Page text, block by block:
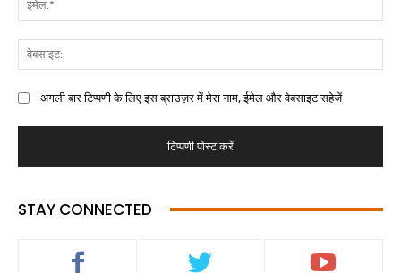
अगली बार टिप्पणी के लिए इस ब्राउज़र में मेरा नाम, ईमेल और वेबसाइट सहेजें
STAY CONNECTED